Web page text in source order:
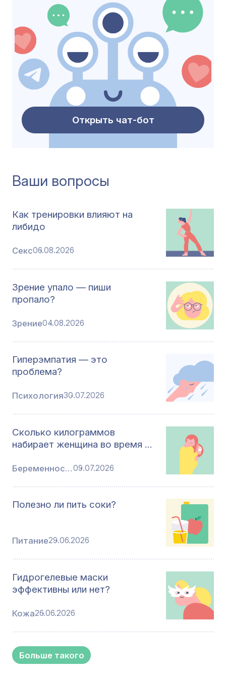
Открыть чат-бот
Ваши вопросы
Как тренировки влияют на
либидо
Секс06.08.2026
Зрение упало — пиши
пропало?
Зрение04.08.2026
Гиперэмпатия — это
проблема?
Психология30.07.2026
Сколько килограммов
набирает женщина во время …
Беременность09.07.2026
Полезно ли пить соки?
Питание29.06.2026
Гидрогелевые маски
эффективны или нет?
Кожа26.06.2026
Больше такого